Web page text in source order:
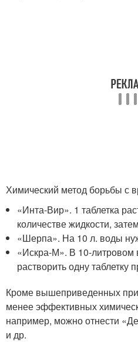
Химический метод борьбы с
«Инта-Вир». 1 таблетка
количестве жидкости,
«Шерпа». На 10 л. воды
«Искра-М». В 10-литровом
растворить одну таблетку
Кроме вышеприведенных
менее эффективных
например, можно отнести
и др.